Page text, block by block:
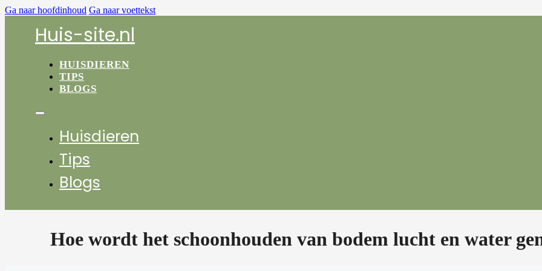
Ga naar hoofdinhoud Ga naar voettekst
Huis-site.nl
HUISDIEREN
TIPS
BLOGS
Huisdieren
Tips
Blogs
Hoe wordt het schoonhouden van bodem lucht en water